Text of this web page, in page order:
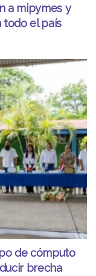
a mipymes y
todo el país
de cómputo
brecha